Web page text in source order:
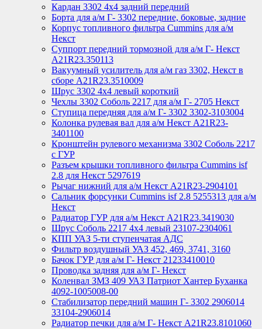
Кардан 3302 4х4 задний передний
Борта для а/м Г- 3302 передние, боковые, задние
Корпус топливного фильтра Cummins для а/м
Некст
Суппорт передний тормозной для а/м Г- Некст
А21R23.350113
Вакуумный усилитель для а/м газ 3302, Некст в
сборе A21R23.3510009
Шрус 3302 4х4 левый короткий
Чехлы 3302 Соболь 2217 для а/м Г- 2705 Некст
Ступица передняя для а/м Г- 3302 3302-3103004
Колонка рулевая вал для а/м Некст A21R23-
3401100
Кронштейн рулевого механизма 3302 Соболь 2217
с ГУР
Разъем крышки топливного фильтра Cummins isf
2.8 для Некст 5297619
Рычаг нижний для а/м Некст А21R23-2904101
Сальник форсунки Cummins isf 2.8 5255313 для а/м
Некст
Радиатор ГУР для а/м Некст A21R23.3419030
Шрус Соболь 2217 4х4 левый 23107-2304061
КПП УАЗ 5-ти ступенчатая АДС
Фильтр воздушный УАЗ 452, 469, 3741, 3160
Бачок ГУР для а/м Г- Некст 21233410010
Проводка задняя для а/м Г- Некст
Коленвал ЗМЗ 409 УАЗ Патриот Хантер Буханка
4092-1005008-00
Стабилизатор передний машин Г- 3302 2906014
33104-2906014
Радиатор печки для а/м Г- Некст А21R23.8101060